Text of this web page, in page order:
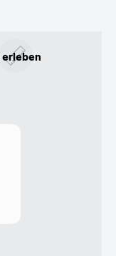
erleben